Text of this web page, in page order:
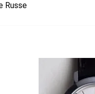
Russe